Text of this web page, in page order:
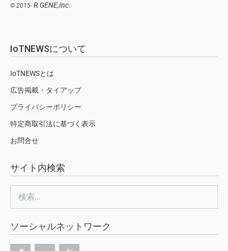
© 2015- R.GENE,Inc.
IoTNEWSについて
IoTNEWSとは
広告掲載・タイアップ
プライバシーポリシー
特定商取引法に基づく表示
お問合せ
サイト内検索
ソーシャルネットワーク